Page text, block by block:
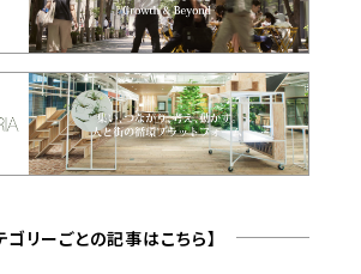
ゴリーごとの記事はこちら】